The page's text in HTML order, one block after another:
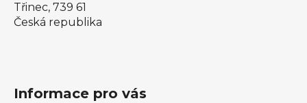
Třinec, 739 61
Česká republika
Informace pro vás